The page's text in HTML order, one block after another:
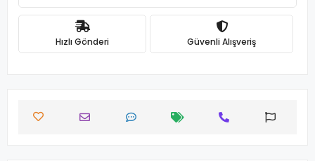
Hızlı Gönderi Güvenli Alışveriş